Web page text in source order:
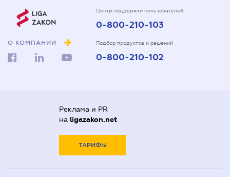
О КОМПАНИИ
Центр поддержки пользователей
0-800-210-103
Подбор продуктов и решений
0-800-210-102
Реклама и PR
на ligazakon.net
ТАРИФЫ